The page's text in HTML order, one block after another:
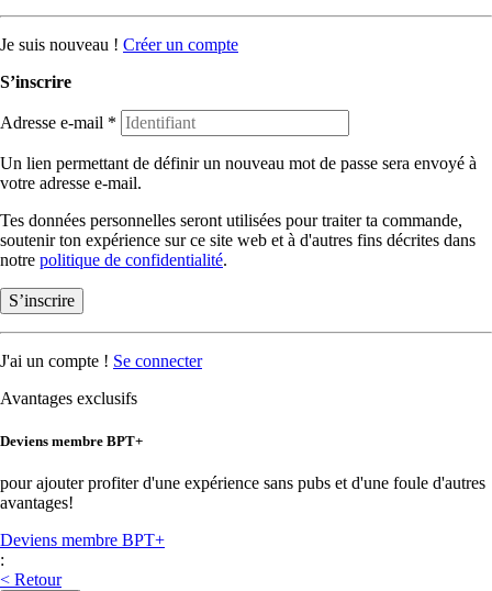
Je suis nouveau ! Créer un compte
S’inscrire
Adresse e-mail *
Un lien permettant de définir un nouveau mot de passe sera envoyé à
votre adresse e-mail.
Tes données personnelles seront utilisées pour traiter ta commande,
soutenir ton expérience sur ce site web et à d'autres fins décrites dans
notre politique de confidentialité.
S’inscrire
J'ai un compte ! Se connecter
Avantages exclusifs
Deviens membre BPT+
pour ajouter profiter d'une expérience sans pubs et d'une foule d'autres
avantages!
Deviens membre BPT+
:
< Retour